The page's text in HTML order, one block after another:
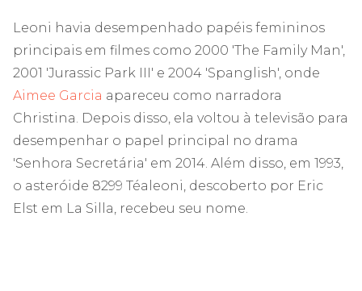
Leoni havia desempenhado papéis femininos
principais em filmes como 2000 'The Family Man',
2001 'Jurassic Park III' e 2004 'Spanglish', onde
Aimee Garcia apareceu como narradora
Christina. Depois disso, ela voltou à televisão para
desempenhar o papel principal no drama
'Senhora Secretária' em 2014. Além disso, em 1993,
o asteróide 8299 Téaleoni, descoberto por Eric
Elst em La Silla, recebeu seu nome.